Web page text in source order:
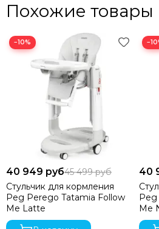
Похожие товары
−10%
40 949 руб45 499 руб
Стульчик для кормления
Peg Perego Tatamia Follow
Me Latte
40
Peg
Me